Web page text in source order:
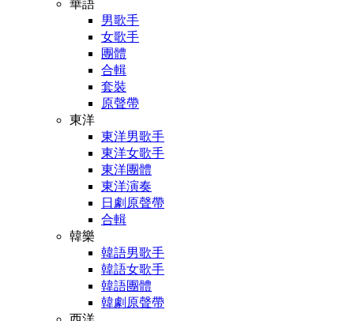
華語
男歌手
女歌手
團體
合輯
套裝
原聲帶
東洋
東洋男歌手
東洋女歌手
東洋團體
東洋演奏
日劇原聲帶
合輯
韓樂
韓語男歌手
韓語女歌手
韓語團體
韓劇原聲帶